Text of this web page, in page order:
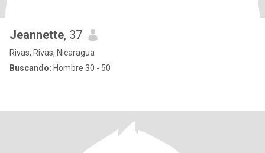
Jeannette, 37
Rivas, Rivas, Nicaragua
Buscando: Hombre 30 - 50